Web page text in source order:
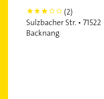
3
(2)
Sulzbacher Str. • 71522
Backnang